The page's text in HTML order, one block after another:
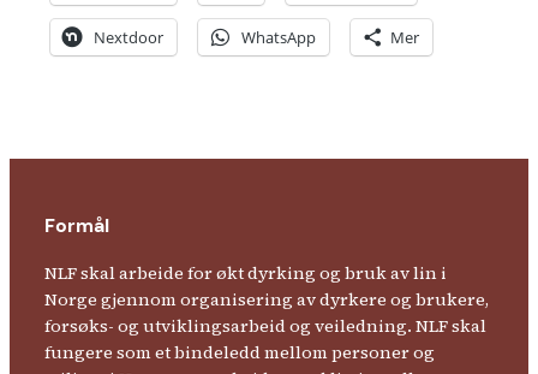
Nextdoor WhatsApp Mer
Formål
NLF skal arbeide for økt dyrking og bruk av lin i
Norge gjennom organisering av dyrkere og brukere,
forsøks- og utviklingsarbeid og veiledning. NLF skal
fungere som et bindeledd mellom personer og